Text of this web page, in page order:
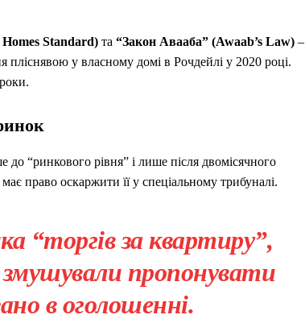
Standard) та “Закон Авааба” (Awaab’s Law) –
пліснявою у власному домі в Рочдейлі у 2020 році.
“ринкового рівня” і лише після двомісячного
право оскаржити її у спеціальному трибуналі.
“торгів за квартиру”,
змушували пропонувати
в оголошенні.